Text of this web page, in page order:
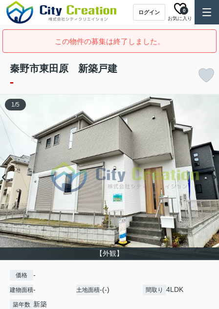
ログイン
お気に入り
0
この物件の募集は終了しました。
秦野市東田原 新築戸建
-
【外観】
1/5
価格 -
建物面積- 土地面積-(-) 間取り 4LDK
築年数 新築